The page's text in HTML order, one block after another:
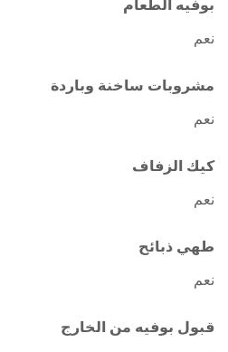
بوفيه الطعام
نعم
مشروبات ساخنة وباردة
نعم
كيك الزفاف
نعم
طهي ذبائح
نعم
قبول بوفيه من الخارج